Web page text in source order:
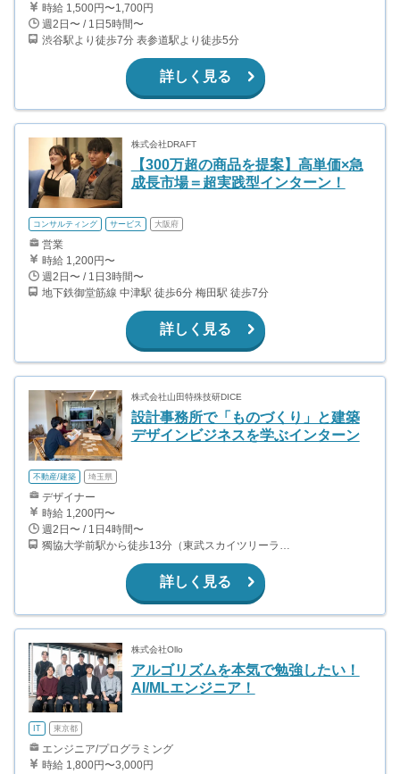
時給 1,500円〜1,700円
週2日〜 / 1日5時間〜
渋谷駅より徒歩7分 表参道駅より徒歩5分
詳しく見る
株式会社DRAFT
【300万超の商品を提案】高単価×急
成長市場＝超実践型インターン！
コンサルティング サービス 大阪府
営業
時給 1,200円〜
週2日〜 / 1日3時間〜
地下鉄御堂筋線 中津駅 徒歩6分 梅田駅 徒歩7分
詳しく見る
株式会社山田特殊技研DICE
設計事務所で「ものづくり」と建築
デザインビジネスを学ぶインターン
不動産/建築 埼玉県
デザイナー
時給 1,200円〜
週2日〜 / 1日4時間〜
詳しく見る
株式会社Ollo
アルゴリズムを本気で勉強したい！
AI/MLエンジニア！
IT 東京都
エンジニア/プログラミング
時給 1,800円〜3,000円